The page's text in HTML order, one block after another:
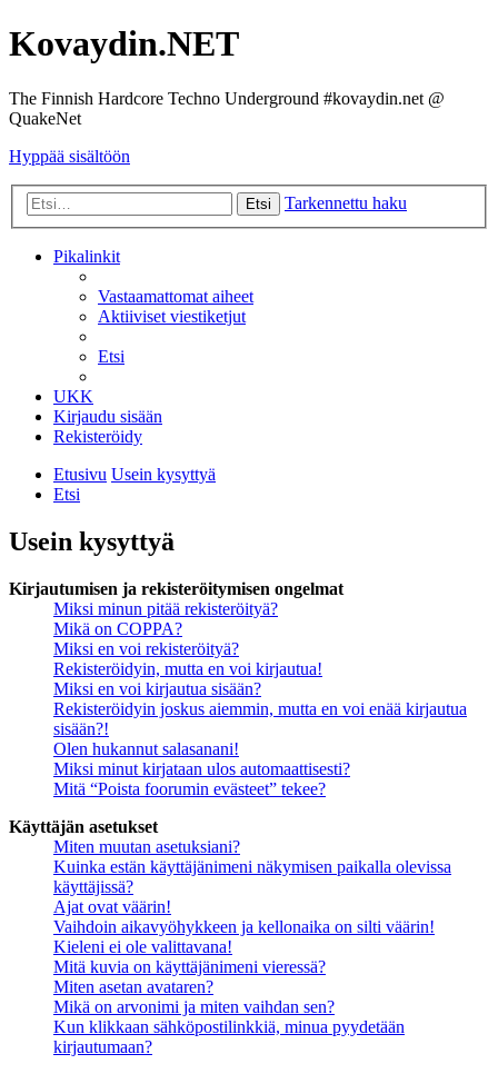
Kovaydin.NET
The Finnish Hardcore Techno Underground #kovaydin.net @
QuakeNet
Hyppää sisältöön
Etsi Tarkennettu haku
Pikalinkit
Vastaamattomat aiheet
Aktiiviset viestiketjut
Etsi
UKK
Kirjaudu sisään
Rekisteröidy
Etusivu Usein kysyttyä
Etsi
Usein kysyttyä
Kirjautumisen ja rekisteröitymisen ongelmat
Miksi minun pitää rekisteröityä?
Mikä on COPPA?
Miksi en voi rekisteröityä?
Rekisteröidyin, mutta en voi kirjautua!
Miksi en voi kirjautua sisään?
Rekisteröidyin joskus aiemmin, mutta en voi enää kirjautua
sisään?!
Olen hukannut salasanani!
Miksi minut kirjataan ulos automaattisesti?
Mitä “Poista foorumin evästeet” tekee?
Käyttäjän asetukset
Miten muutan asetuksiani?
Kuinka estän käyttäjänimeni näkymisen paikalla olevissa
käyttäjissä?
Ajat ovat väärin!
Vaihdoin aikavyöhykkeen ja kellonaika on silti väärin!
Kieleni ei ole valittavana!
Mitä kuvia on käyttäjänimeni vieressä?
Miten asetan avataren?
Mikä on arvonimi ja miten vaihdan sen?
Kun klikkaan sähköpostilinkkiä, minua pyydetään
kirjautumaan?